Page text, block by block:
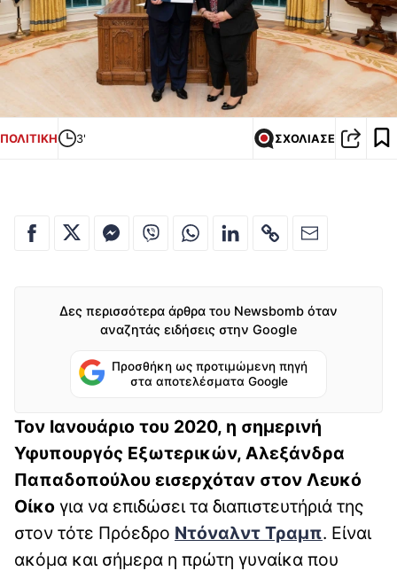
ΠΟΛΙΤΙΚΗ 3' ΣΧΟΛΙΑΣΕ
Δες περισσότερα άρθρα του Newsbomb όταν
αναζητάς ειδήσεις στην Google
Προσθήκη ως προτιμώμενη πηγή
στα αποτελέσματα Google
Τον Ιανουάριο του 2020, η σημερινή
Υφυπουργός Εξωτερικών, Αλεξάνδρα
Παπαδοπούλου εισερχόταν στον Λευκό
Οίκο για να επιδώσει τα διαπιστευτήριά της
στον τότε Πρόεδρο Ντόναλντ Τραμπ. Είναι
ακόμα και σήμερα η πρώτη γυναίκα που